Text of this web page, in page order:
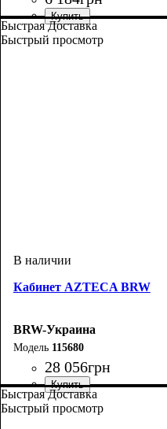
ширина, мм: 1200
высота, мм: 750
глубина, мм: 660
Быстрая Доставка
Быстрый просмотр
Кабинет AZTECA BRW
BRW-Украина
115680
28 056грн
Быстрая Доставка
Быстрый просмотр